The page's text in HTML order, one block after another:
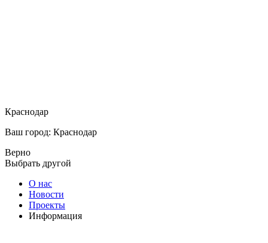
Краснодар
Ваш город: Краснодар
Верно
Выбрать другой
О нас
Новости
Проекты
Информация